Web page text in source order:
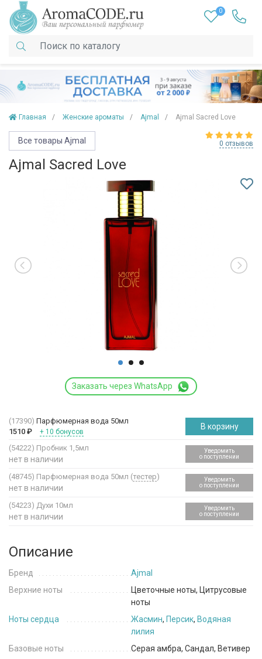
0
Главная Женские ароматы Ajmal Ajmal Sacred Love
Все товары Ajmal 0 отзывов
Ajmal Sacred Love
Заказать через WhatsApp
(17390) Парфюмерная вода 50мл
1510 ₽ + 10 бонусов
В корзину
(54222) Пробник 1,5мл
нет в наличии
Уведомить
о поступлении
(48745) Парфюмерная вода 50мл (тестер)
нет в наличии
Уведомить
о поступлении
(54223) Духи 10мл
нет в наличии
Уведомить
о поступлении
Описание
Бренд
Ajmal
Верхние ноты
Цветочные ноты, Цитрусовые
ноты
Ноты сердца
Жасмин, Персик, Водяная
лилия
Базовые ноты
Серая амбра, Сандал, Ветивер